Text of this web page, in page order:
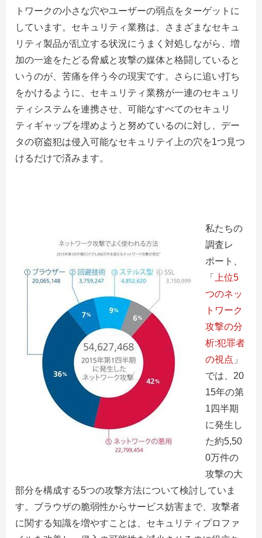
トワークの小さな穴やユーザーの弱点をターゲットに
しています。セキュリティ業務は、さまざまなセキュ
リティ製品が乱立する状況にうまく対処しながら、増
加の一途をたどる脅威と攻撃の媒体と格闘していると
いうのが、苦痛を伴う今の現実です。さらに追い打ち
をかけるように、セキュリティ業務が一連のセキュリ
ティシステムを連携させ、可能なすべてのセキュリ
ティギャップを埋めようと努めているのに対し、デー
タの窃盗犯は侵入可能なセキュリテイ上の穴を1つ見つ
けるだけで済みます。
私たちの
調査レ
ポート、
「
上位5
つのネッ
トワーク
攻撃の分
析:犯罪者
の視点 」
では、20
15年の第
1四半期
に発生し
た約5,50
0万件の
攻撃の大
部分を構成する5つの攻撃方法について検討していま
す。ブラウザの脆弱性からサービス妨害まで、攻撃者
に関する知識を増やすことは、セキュリティプロファ